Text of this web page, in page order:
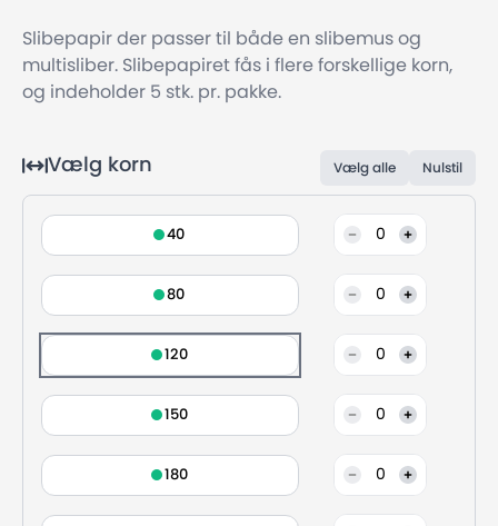
Slibepapir der passer til både en slibemus og
multisliber. Slibepapiret fås i flere forskellige korn,
og indeholder 5 stk. pr. pakke.
Vælg korn Vælg alle Nulstil
40 0
80 0
120 0
150 0
180 0